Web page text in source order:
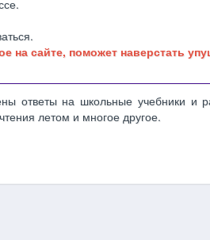
на сайте, поможет наверстать
ответы на школьные учебники и
летом и многое другое.